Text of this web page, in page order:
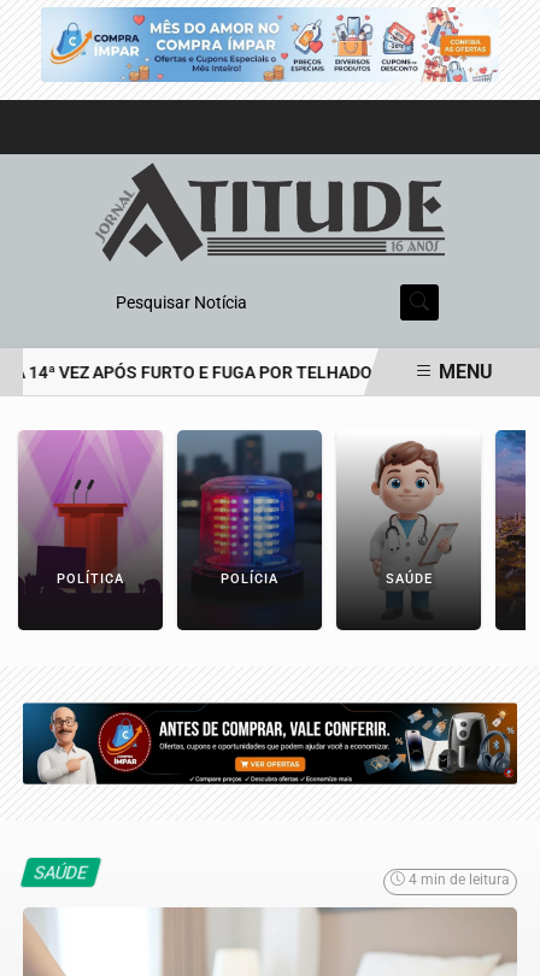
Pesquisar Notícia
14ª VEZ APÓS FURTO E FUGA POR TELHADOS HOMEM É
MENU
POLÍTICA POLÍCIA SAÚDE
SAÚDE 4 min de leitura